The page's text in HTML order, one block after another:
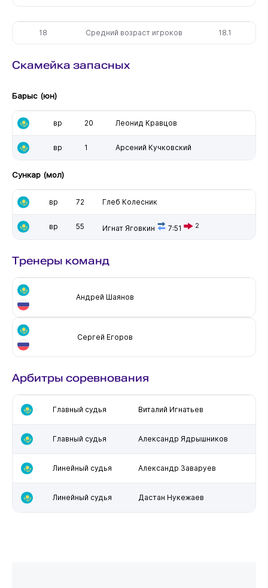
18 Средний возраст игроков 18.1
Скамейка запасных
Барыс (юн)
вр 20 Леонид Кравцов
вр 1 Арсений Кучковский
Сункар (мол)
вр 72 Глеб Колесник
вр 55 Игнат Яговкин 7:51 2
Тренеры команд
Андрей Шаянов
Сергей Егоров
Арбитры соревнования
Главный судья Виталий Игнатьев
Главный судья Александр Ядрышников
Линейный судья Александр Заваруев
Линейный судья Дастан Нукежаев